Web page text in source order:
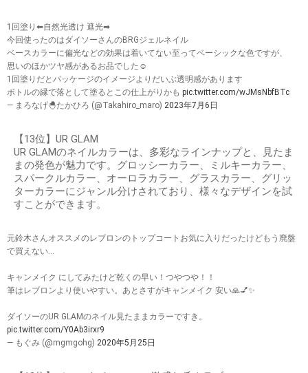
1回塗り⬅︎自然光透け 遮光➡︎
今回使ったのはダイソーさんのBRGジェルネイル
ベースカラーに偏光などの効果は着いてない至ってベーシックな色ですが、
思いのほかツヤ感があるお品でした☺️
1回塗りだとパッケージのイメージよりだいぶ透明感があります
ボトルの縁で落として塗るとこの仕上がりかも pic.twitter.com/wJMsNbfBTc
— まろなげ🐣たかひろ (@Takahiro_maro) 2023年7月6日
【13位】UR GLAM
UR GLAMのネイルカラーは、多彩なラインナップと、見たま
まの発色が魅力です。グロッシーカラー、ミルキーカラー、
スパークルカラー、オーロラカラー、グラスカラー、グリッ
ターカラーにジャンル分けされており、様々なデザインを試
すことができます。
元鈴木さんオススメのレブロンのトップコートお気に入りだったけどもう廃盤
で買えない...
キャンメイク にしてみたけど乾くの早い！つやつや！！
筆はレブロンより使いやすい。あとさすがキャンメイク 安い🙏💅✨
ダイソーのUR GLAMのネイル見たままカラーですき。
pic.twitter.com/Y0Ab3irxr9
— もぐみ (@mgmgohg) 2020年5月25日